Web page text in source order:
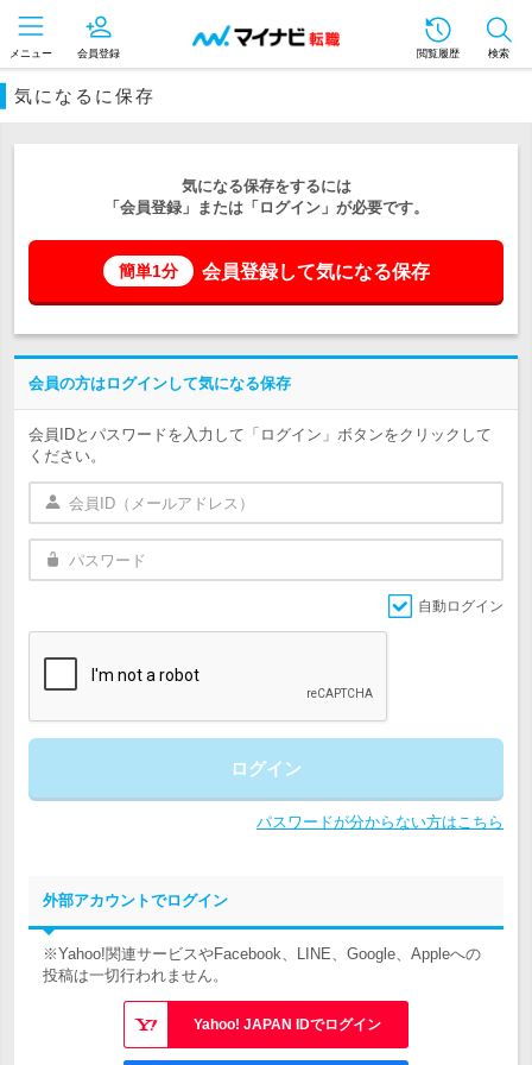
メニュー 会員登録 閲覧履歴 検索
気になるに保存
気になる保存をするには
「会員登録」または「ログイン」が必要です。
簡単1分 会員登録して気になる保存
会員の方はログインして気になる保存
会員IDとパスワードを入力して「ログイン」ボタンをクリックして
ください。
自動ログイン
ログイン
パスワードが分からない方はこちら
外部アカウントでログイン
※Yahoo!関連サービスやFacebook、LINE、Google、Appleへの
投稿は一切行われません。
Yahoo! JAPAN IDでログイン